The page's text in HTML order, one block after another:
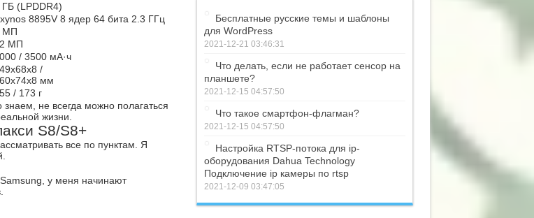
ГБ (LPDDR4)
8895V 8 ядер 64 бита 2.3 ГГц
МП
МП
/ 3500 мА·ч
/
мм
/ 173 г
не всегда можно полагаться
жизни.
S8/S8+
все по пунктам. Я
у меня начинают
Бесплатные русские темы и шаблоны
для WordPress
2021-12-21 03:46:31
Что делать, если не работает сенсор на
планшете?
2021-12-15 04:57:50
Что такое смартфон-флагман?
2021-12-15 04:57:50
Настройка RTSP-потока для ip-
оборудования Dahua Technology
Подключение ip камеры по rtsp
2021-12-09 03:47:05